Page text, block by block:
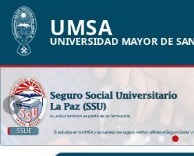
UMSA
UNIVERSIDAD MAYOR DE
UMSA
❮